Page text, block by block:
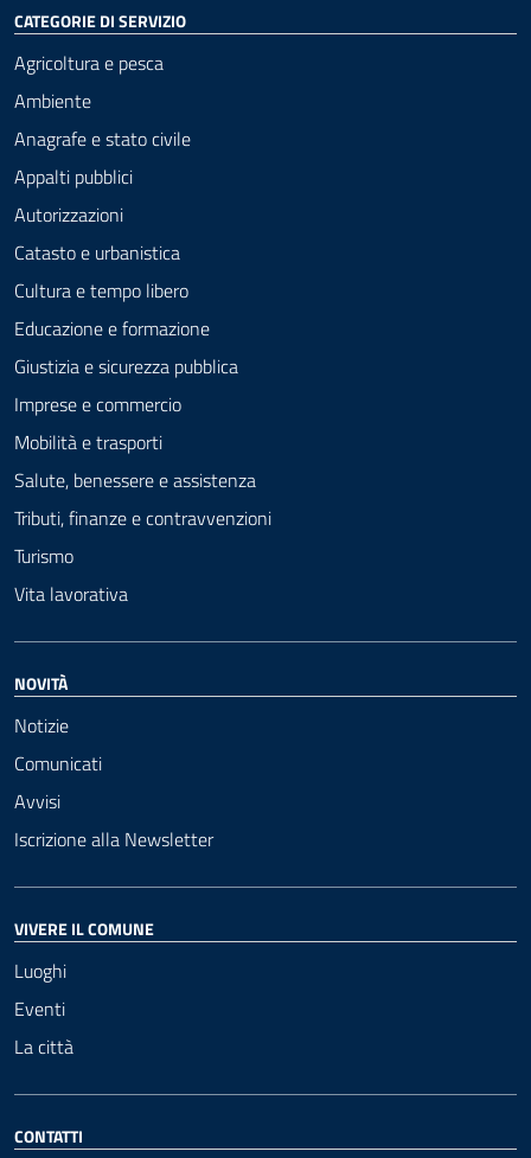
CATEGORIE DI SERVIZIO
Agricoltura e pesca
Ambiente
Anagrafe e stato civile
Appalti pubblici
Autorizzazioni
Catasto e urbanistica
Cultura e tempo libero
Educazione e formazione
Giustizia e sicurezza pubblica
Imprese e commercio
Mobilità e trasporti
Salute, benessere e assistenza
Tributi, finanze e contravvenzioni
Turismo
Vita lavorativa
NOVITÀ
Notizie
Comunicati
Avvisi
Iscrizione alla Newsletter
VIVERE IL COMUNE
Luoghi
Eventi
La città
CONTATTI